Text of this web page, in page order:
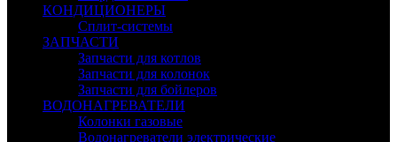
КОНДИЦИОНЕРЫ
Сплит-системы
ЗАПЧАСТИ
Запчасти для котлов
Запчасти для колонок
Запчасти для бойлеров
ВОДОНАГРЕВАТЕЛИ
Колонки газовые
Водонагреватели электрические